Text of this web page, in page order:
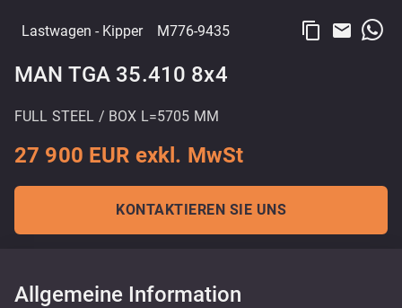
Lastwagen - Kipper M776-9435 content_copy email
MAN TGA 35.410 8x4
FULL STEEL / BOX L=5705 MM
27 900 EUR exkl. MwSt
KONTAKTIEREN SIE UNS
Allgemeine Information